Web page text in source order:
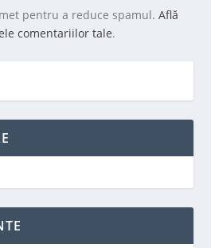
pentru a reduce spamul.Află
comentariilor tale.